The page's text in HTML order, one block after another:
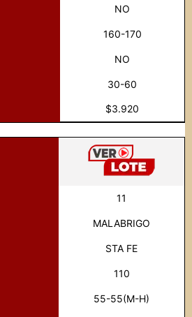
NO
160-170
NO
30-60
$3.920
11
MALABRIGO
STA FE
110
55-55(M-H)